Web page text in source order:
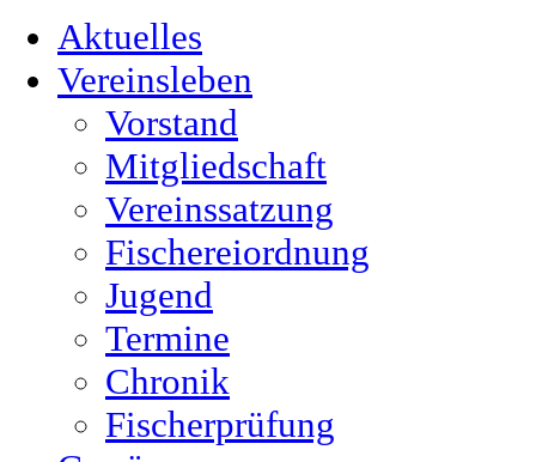
Aktuelles
Vereinsleben
Vorstand
Mitgliedschaft
Vereinssatzung
Fischereiordnung
Jugend
Termine
Chronik
Fischerprüfung